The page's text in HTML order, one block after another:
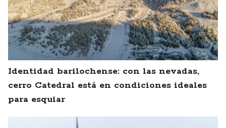
Identidad barilochense: con las nevadas,
cerro Catedral está en condiciones ideales
para esquiar